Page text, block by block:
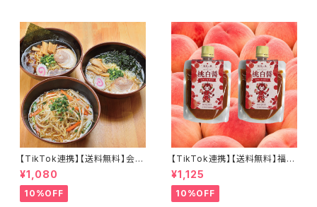
【TikTok連携】【送料無料】会津
山塩ラーメン 喜多方ラーメン 西
会津味噌ラーメン 会津三大ラー
メン3食セット
¥1,080
10%OFF
【TikTok連携】【送料無料】福島
の桃 桃白醤 麻辣万能調味料2
個セット 無添加 化学調味料不
使用 麻辣湯 中華料理 万能調味
料 会津ブランド館 福島県産桃
¥1,125
10%OFF